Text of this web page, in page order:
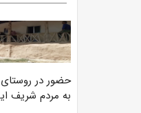
حضور در
به مردم شریف